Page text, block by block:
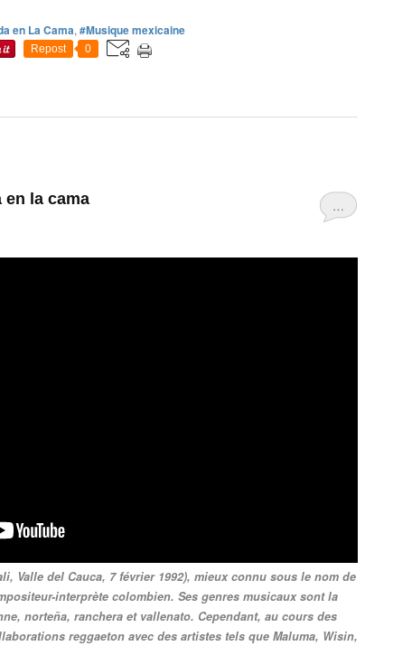
en La Cama, #Musique mexicaine
Repost 0
…
en la cama
Valle del Cauca, 7 février 1992), mieux connu sous le nom de
interprète colombien. Ses genres musicaux sont la
norteña, ranchera et vallenato. Cependant, au cours des
reggaeton avec des artistes tels que Maluma, Wisin,